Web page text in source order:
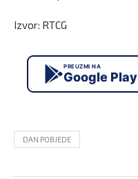
Izvor: RTCG
PREUZMI NA
Google Play
DAN POBJEDE